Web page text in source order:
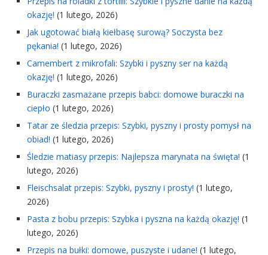
okazję! (1 lutego, 2026)
Jak ugotować białą kiełbasę surową? Soczysta bez
pękania! (1 lutego, 2026)
Camembert z mikrofali: Szybki i pyszny ser na każdą
okazję! (1 lutego, 2026)
Buraczki zasmażane przepis babci: domowe buraczki na
ciepło (1 lutego, 2026)
Tatar ze śledzia przepis: Szybki, pyszny i prosty pomysł na
obiad! (1 lutego, 2026)
Śledzie matiasy przepis: Najlepsza marynata na święta! (1
lutego, 2026)
Fleischsalat przepis: Szybki, pyszny i prosty! (1 lutego,
2026)
Pasta z bobu przepis: Szybka i pyszna na każdą okazję! (1
lutego, 2026)
Przepis na bułki: domowe, puszyste i udane! (1 lutego,